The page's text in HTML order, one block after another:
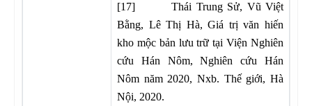
[17] Thái Trung Sử, Vũ Việt
Bằng, Lê Thị Hà, Giá trị văn hiến
kho mộc bản lưu trữ tại Viện Nghiên
cứu Hán Nôm, Nghiên cứu Hán
Nôm năm 2020, Nxb. Thế giới, Hà
Nội, 2020.